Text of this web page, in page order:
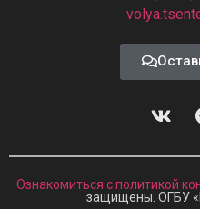
Ознакомиться с политикой
защищены. ОГБУ